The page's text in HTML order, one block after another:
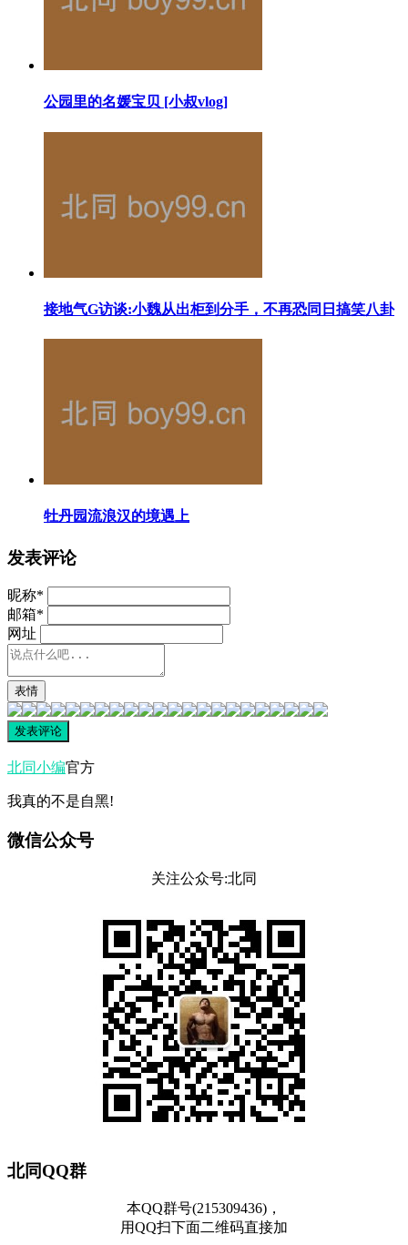
公园里的名媛宝贝 [小叔vlog]
接地气G访谈:小魏从出柜到分手，不再恐同日搞笑八卦
牡丹园流浪汉的境遇上
发表评论
昵称*
邮箱*
网址
表情
北同小编官方
我真的不是自黑!
微信公众号
关注公众号:北同
北同QQ群
本QQ群号(215309436)，
用QQ扫下面二维码直接加